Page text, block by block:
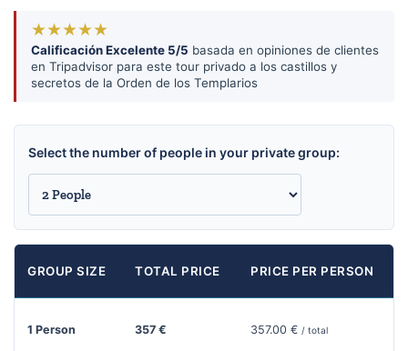
★★★★★
Calificación Excelente 5/5 basada en opiniones de clientes
en Tripadvisor para este tour privado a los castillos y
secretos de la Orden de los Templarios
Select the number of people in your private group:
GROUP SIZE TOTAL PRICE PRICE PER PERSON
1 Person 357 € 357.00 € / total